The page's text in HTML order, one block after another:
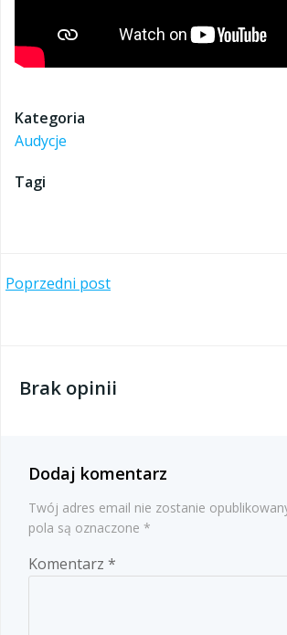
Kategoria
Audycje
Tagi
Nawigacja
Poprzedni post
wpisu
Brak opinii
Dodaj komentarz
Twój adres email nie zostanie
pola są oznaczone *
Komentarz *